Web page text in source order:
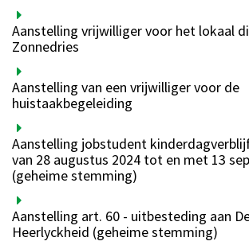
Aanstelling vrijwilliger voor het lokaal
Zonnedries
Aanstelling van een vrijwilliger voor de
huistaakbegeleiding
Aanstelling jobstudent
van 28 augustus 2024 tot en met 13
(geheime stemming)
Aanstelling art. 60 - uitbesteding aan
Heerlyckheid (geheime stemming)